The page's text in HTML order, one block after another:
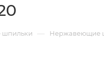
— Нержавеющие